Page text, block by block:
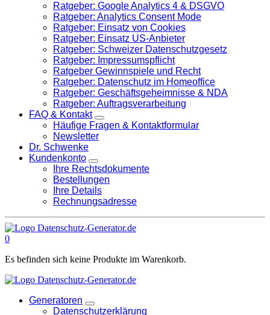
Ratgeber: Google Analytics 4 & DSGVO
Ratgeber: Analytics Consent Mode
Ratgeber: Einsatz von Cookies
Ratgeber: Einsatz US-Anbieter
Ratgeber: Schweizer Datenschutzgesetz
Ratgeber: Impressumspflicht
Ratgeber Gewinnspiele und Recht
Ratgeber: Datenschutz im Homeoffice
Ratgeber: Geschäftsgeheimnisse & NDA
Ratgeber: Auftragsverarbeitung
FAQ & Kontakt
Häufige Fragen & Kontaktformular
Newsletter
Dr. Schwenke
Kundenkonto
Ihre Rechtsdokumente
Bestellungen
Ihre Details
Rechnungsadresse
0
Es befinden sich keine Produkte im Warenkorb.
Generatoren
Datenschutzerklärung